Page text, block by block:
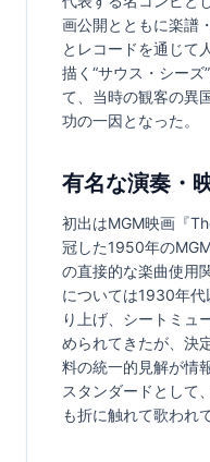
画公開とともに楽譜
とレコードを通じて
描く“サウス・シー
て、当時の観客の異
功の一因となった。
有名な演奏・
初出はMGM映画『
冠した1950年の
の直接的な楽曲使用
については1930年代
り上げ、シートミュ
められてきたが、決
料の統一的見解が情
スタンダードとして
も折に触れて歌われ